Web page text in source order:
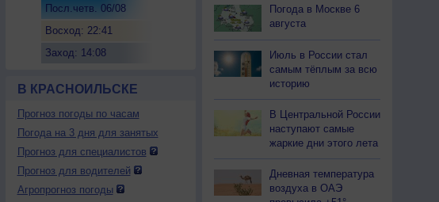
Посл.четв. 06/08
Восход: 22:41
Заход: 14:08
В КРАСНОИЛЬСКЕ
Прогноз погоды по часам
Погода на 3 дня для занятых
Прогноз для специалистов
Прогноз для водителей
Агропрогноз погоды
Погода в Москве 6
августа
Июль в России стал
самым тёплым за всю
историю
В Центральной России
наступают самые
жаркие дни этого лета
Дневная температура
воздуха в ОАЭ